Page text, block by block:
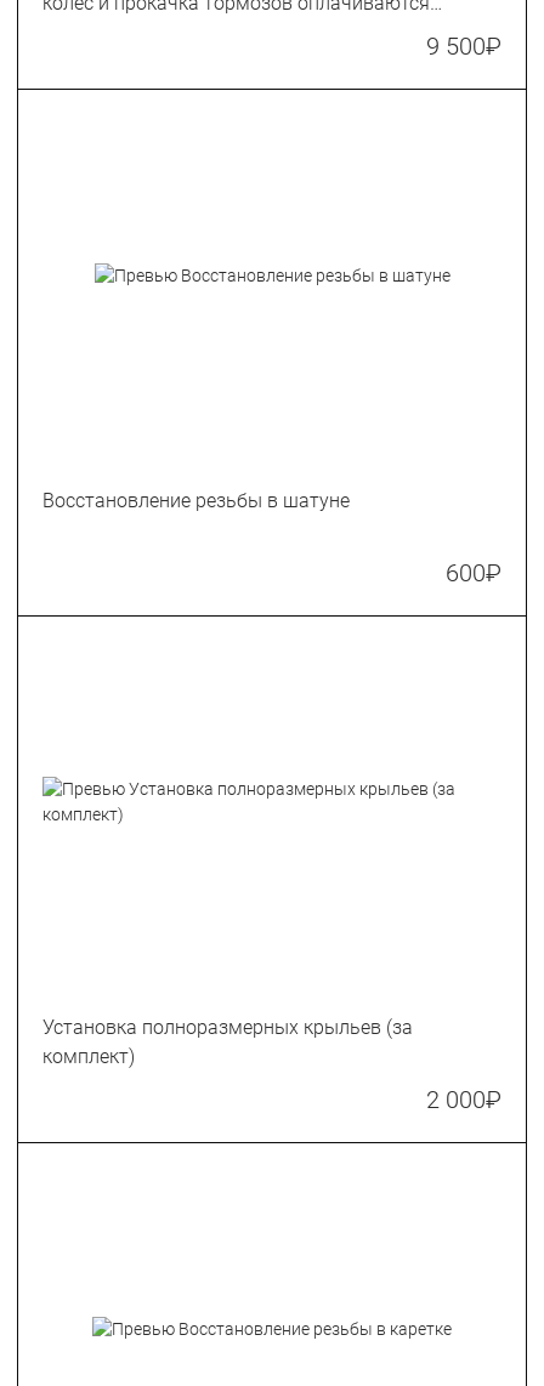
9 500₽
Восстановление резьбы в шатуне
600₽
Установка полноразмерных крыльев (за
комплект)
2 000₽